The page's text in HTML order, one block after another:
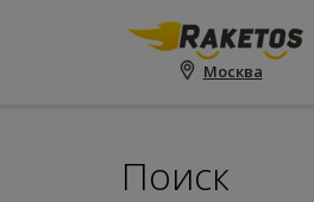
Москва
Поиск